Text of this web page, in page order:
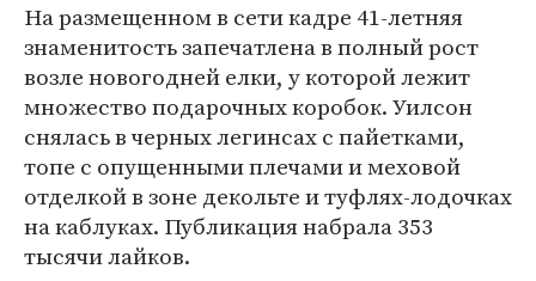
На размещенном в сети кадре 41-летняя
знаменитость запечатлена в полный рост
возле новогодней елки, у которой лежит
множество подарочных коробок. Уилсон
снялась в черных легинсах с пайетками,
топе с опущенными плечами и меховой
отделкой в зоне декольте и туфлях-лодочках
на каблуках. Публикация набрала 353
тысячи лайков.